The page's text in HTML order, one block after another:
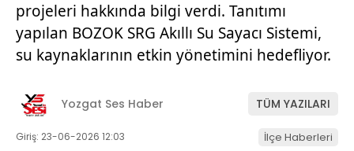
projeleri hakkında bilgi verdi. Tanıtımı
yapılan BOZOK SRG Akıllı Su Sayacı Sistemi,
su kaynaklarının etkin yönetimini hedefliyor.
Yozgat Ses Haber TÜM YAZILARI
Giriş: 23-06-2026 12:03 İlçe Haberleri